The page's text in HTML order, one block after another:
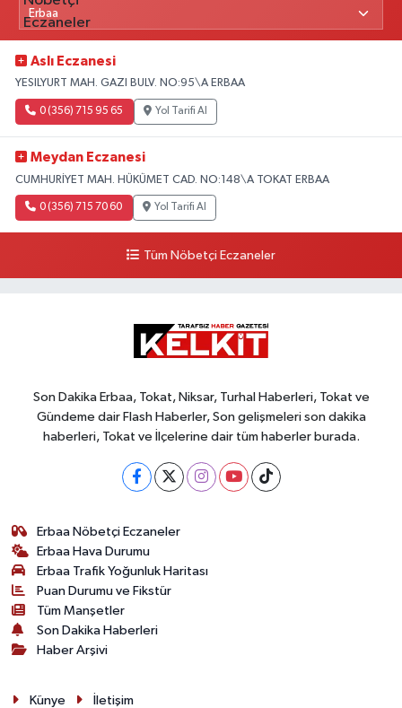
Aslı Eczanesi
YESILYURT MAH. GAZI BULV. NO:95\A ERBAA
0 (356) 715 95 65 Yol Tarifi Al
Meydan Eczanesi
CUMHURİYET MAH. HÜKÜMET CAD. NO:148\A TOKAT ERBAA
0 (356) 715 70 60 Yol Tarifi Al
Tüm Nöbetçi Eczaneler
Son Dakika Erbaa, Tokat, Niksar, Turhal Haberleri, Tokat ve
Gündeme dair Flash Haberler, Son gelişmeleri son dakika
haberleri, Tokat ve İlçelerine dair tüm haberler burada.
Erbaa Nöbetçi Eczaneler
Erbaa Hava Durumu
Erbaa Trafik Yoğunluk Haritası
Puan Durumu ve Fikstür
Tüm Manşetler
Son Dakika Haberleri
Haber Arşivi
Künye İletişim